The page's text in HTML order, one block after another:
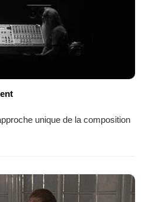
unique de la composition